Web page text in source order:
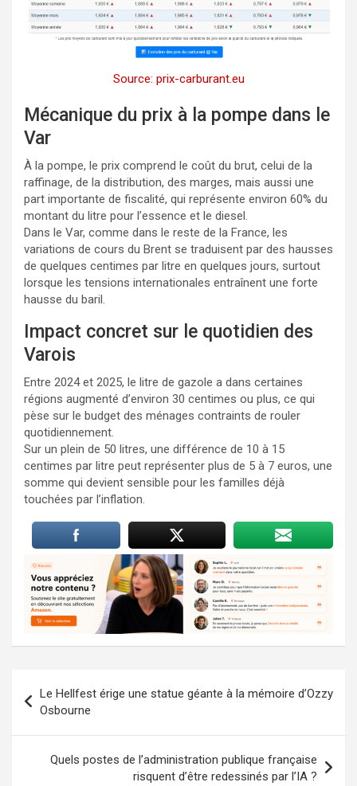
Source: prix-carburant.eu
Mécanique du prix à la pompe dans le
Var
À la pompe, le prix comprend le coût du brut, celui de la
raffinage, de la distribution, des marges, mais aussi une
part importante de fiscalité, qui représente environ 60% du
montant du litre pour l’essence et le diesel.
Dans le Var, comme dans le reste de la France, les
variations de cours du Brent se traduisent par des hausses
de quelques centimes par litre en quelques jours, surtout
lorsque les tensions internationales entraînent une forte
hausse du baril.
Impact concret sur le quotidien des
Varois
Entre 2024 et 2025, le litre de gazole a dans certaines
régions augmenté d’environ 30 centimes ou plus, ce qui
pèse sur le budget des ménages contraints de rouler
quotidiennement.​
Sur un plein de 50 litres, une différence de 10 à 15
centimes par litre peut représenter plus de 5 à 7 euros, une
somme qui devient sensible pour les familles déjà
touchées par l’inflation.
de
l’article
Le Hellfest érige une statue géante à la mémoire d’Ozzy
Osbourne
Quels postes de l’administration publique française
risquent d’être redessinés par l’IA ?